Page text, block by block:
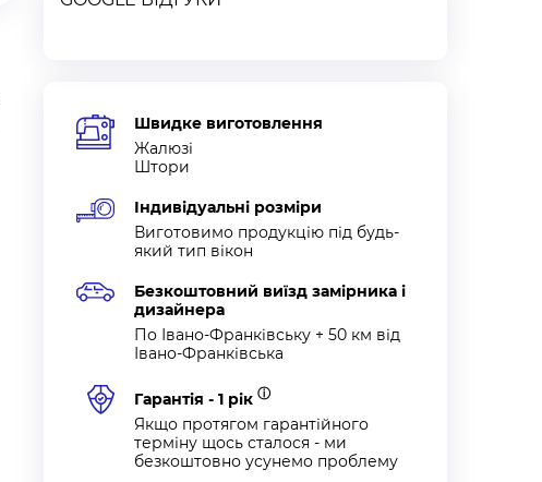
Швидке виготовлення
Жалюзі
Штори
Індивідуальні розміри
Виготовимо продукцію під будь-
який тип вікон
Безкоштовний виїзд замірника і
дизайнера
По Івано-Франківську + 50 км від
Івано-Франківська
Гарантія - 1 рік ⓘ
Якщо протягом гарантійного
терміну щось сталося - ми
безкоштовно усунемо проблему